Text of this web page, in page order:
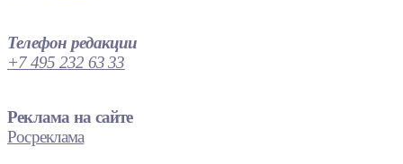
Телефон редакции
+7 495 232 63 33
Реклама на сайте
Росреклама